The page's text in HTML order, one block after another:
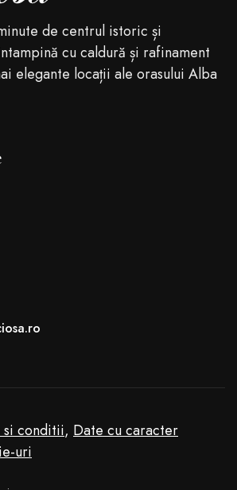
de centrul istoric și
cu caldură și rafinament
elegante locații ale orasului Alba
si conditii, Date cu caracter
uri